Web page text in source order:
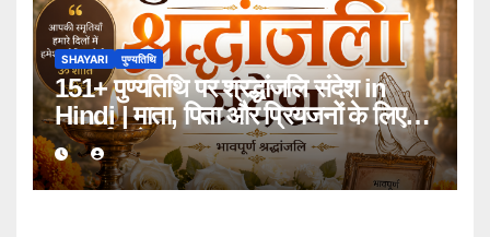
SHAYARI पुण्यतिथि
151+ पुण्यतिथि पर श्रद्धांजलि संदेश in
Hindi | माता, पिता और प्रियजनों के लिए
भावपूर्ण संदेश